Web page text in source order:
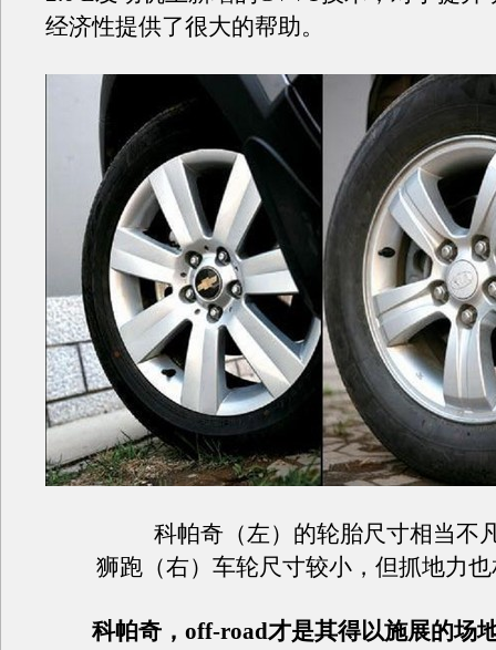
经济性提供了很大的帮助。
科帕奇（左）的轮胎尺寸相当不
狮跑（右）车轮尺寸较小，但抓地力
科帕奇，off-road才是其得以施展的场